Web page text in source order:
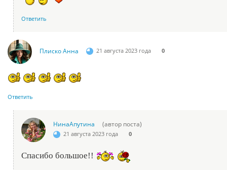
Ответить
Плиско Анна 21 августа 2023 года 0
Ответить
НинаАпутина (автор поста)
21 августа 2023 года 0
Спасибо большое!!